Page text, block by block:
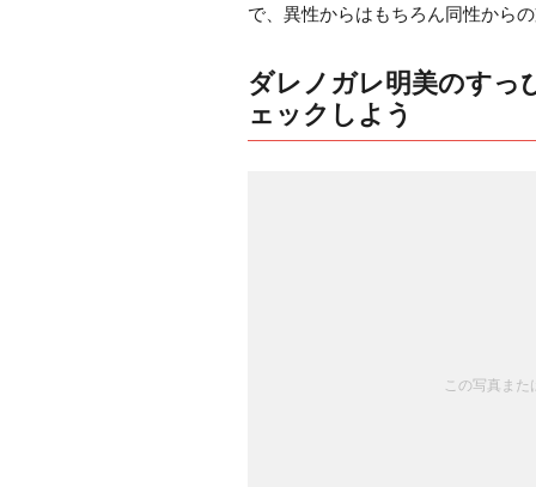
で、異性からはもちろん同性から
ダレノガレ明美のすっ
ェックしよう
この写真ま